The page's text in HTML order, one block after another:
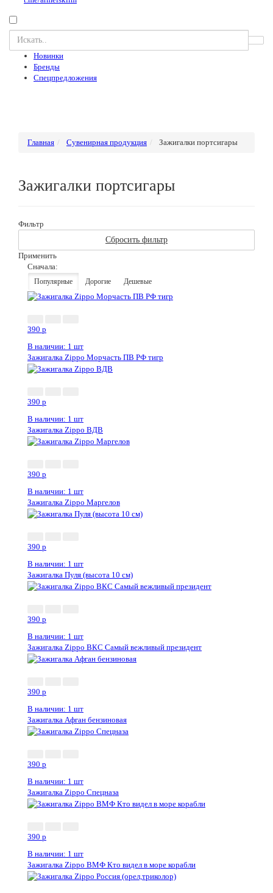
Новинки
Бренды
Спецпредложения
Главная Сувенирная продукция Зажигалки портсигары
Зажигалки портсигары
Фильтр
Сбросить фильтр
Применить
Сначала:
Популярные Дорогие Дешевые
390 p
В наличии: 1 шт
Зажигалка Zippo Морчасть ПВ РФ тигр
390 p
В наличии: 1 шт
Зажигалка Zippo ВДВ
390 p
В наличии: 1 шт
Зажигалка Zippo Маргелов
390 p
В наличии: 1 шт
Зажигалка Пуля (высота 10 см)
390 p
В наличии: 1 шт
Зажигалка Zippo ВКС Самый вежливый президент
390 p
В наличии: 1 шт
Зажигалка Афган бензиновая
390 p
В наличии: 1 шт
Зажигалка Zippo Спецназа
390 p
В наличии: 1 шт
Зажигалка Zippo ВМФ Кто видел в море корабли